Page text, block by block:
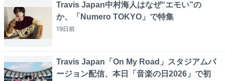
Travis Japan中村海人はなぜ“エモい”の
か、「Numero TOKYO」で特集
19日前
Travis Japan「On My Road」スタジアムバ
ージョン配信、本日「音楽の日2026」で初